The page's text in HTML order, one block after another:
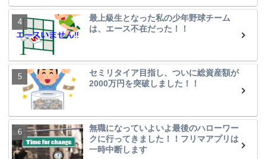
最上級生となった私の少年野球チーム
は、エース不在だった！！
セミリタイア目指し、ついに総資産額が
2000万円を突破しました！！
無職になっていよいよ最後のハローワー
クに行ってきました！！フリマアプリは
一時中断します